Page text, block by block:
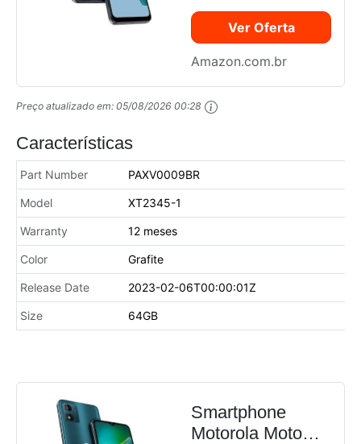
Ver Oferta
Amazon.com.br
Preço atualizado em: 05/08/2026 00:28
Características
Part Number PAXV0009BR
Model XT2345-1
Warranty 12 meses
Color Grafite
Release Date 2023-02-06T00:00:01Z
Size 64GB
Smartphone
Motorola Moto